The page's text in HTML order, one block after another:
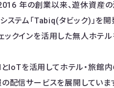
年の創業以来、遊休資産
ステム「Tabiq(タビック)」を
クインを活用した無人ホテル
IoTを活用してホテル・旅館
配信サービスを展開してい